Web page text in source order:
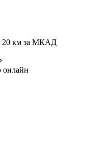
20 км за МКАД
онлайн